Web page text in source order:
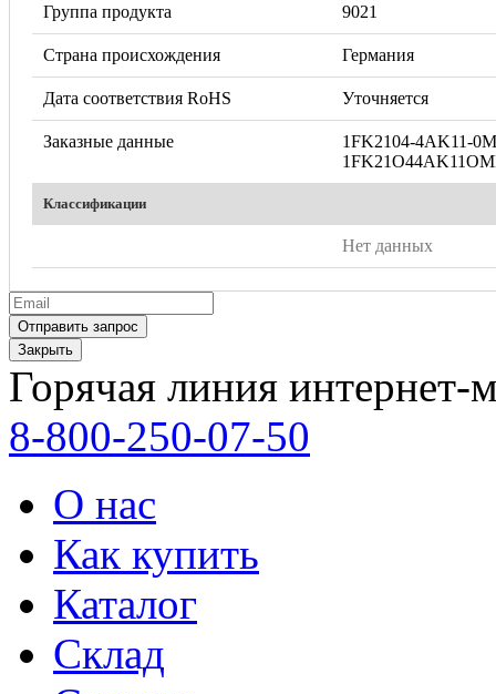
Группа продукта 9021
Страна происхождения Германия
Дата соответствия RoHS Уточняется
Заказные данные
1FK2104-4AK11-
Классификации
Нет данных
Закрыть
Горячая линия интернет-
8-800-250-07-50
О нас
Как купить
Каталог
Склад